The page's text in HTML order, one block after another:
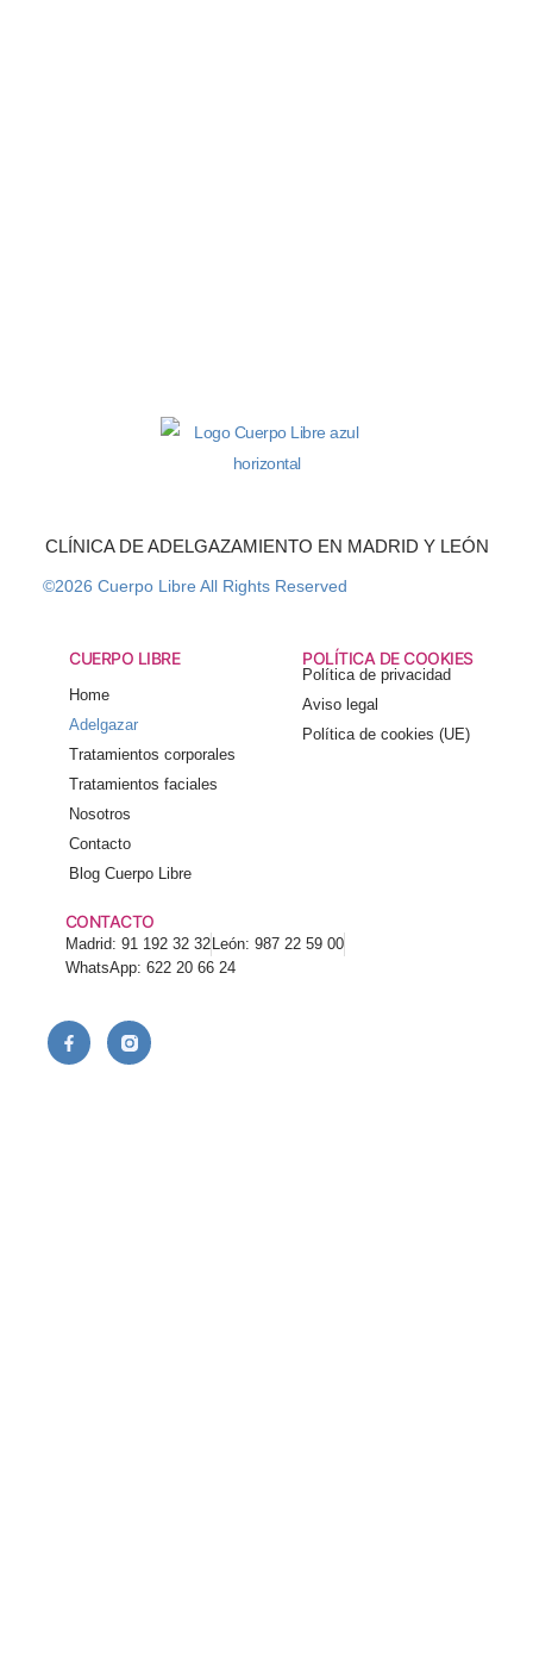
CLÍNICA DE ADELGAZAMIENTO EN MADRID Y LEÓN
©2026 Cuerpo Libre All Rights Reserved
CUERPO LIBRE
Home
Adelgazar
Tratamientos corporales
Tratamientos faciales
Nosotros
Contacto
Blog Cuerpo Libre
POLÍTICA DE COOKIES
Política de privacidad
Aviso legal
Política de cookies (UE)
CONTACTO
Madrid: 91 192 32 32 León: 987 22 59 00
WhatsApp: 622 20 66 24